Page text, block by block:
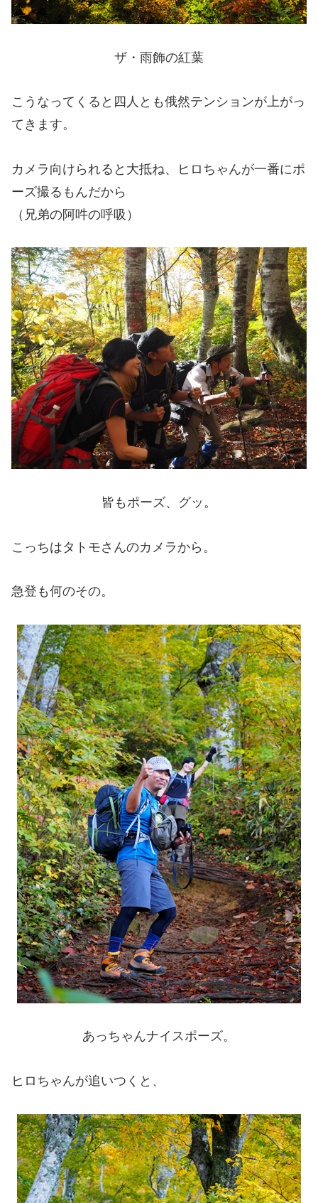
ザ・雨飾の紅葉
こうなってくると四人とも俄然テンションが上がっ
てきます。
カメラ向けられると大抵ね、ヒロちゃんが一番にポ
ーズ撮るもんだから
（兄弟の阿吽の呼吸）
皆もポーズ、グッ。
こっちはタトモさんのカメラから。
急登も何のその。
あっちゃんナイスポーズ。
ヒロちゃんが追いつくと、